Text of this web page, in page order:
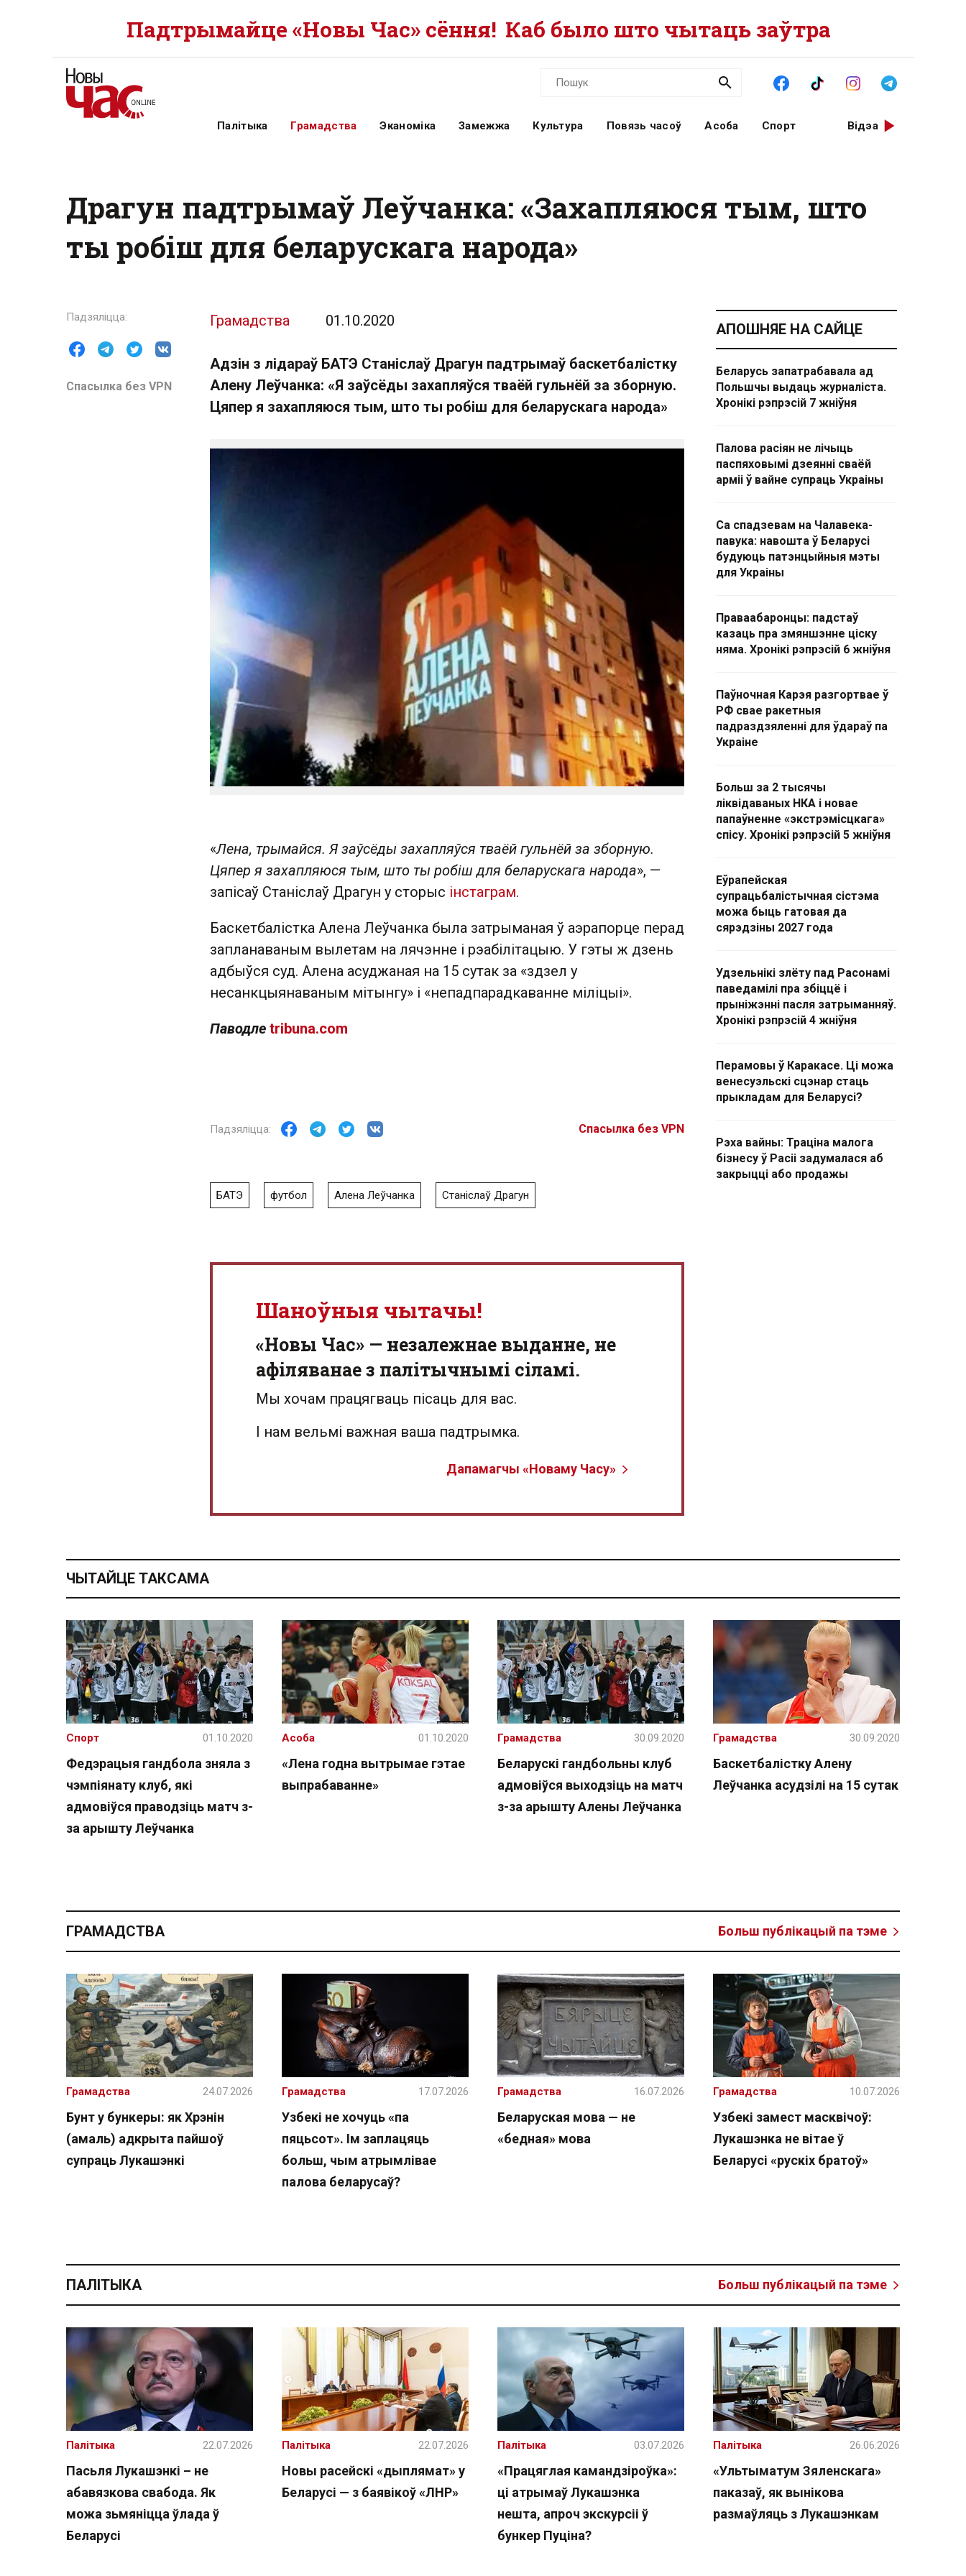
Падтрымайце «Новы Час» сёння! Каб было што чытаць заўтра
Палітыка Грамадства Эканоміка Замежжа Культура Повязь часоў Асоба Спорт Відэа
Драгун падтрымаў Леўчанка: «Захапляюся тым, што
ты робіш для беларускага народа»
Спасылка без VPN
Грамадства 01.10.2020
Адзін з лідараў БАТЭ Станіслаў Драгун падтрымаў баскетбалістку
Алену Леўчанка: «Я заўсёды захапляўся тваёй гульнёй за зборную.
Цяпер я захапляюся тым, што ты робіш для беларускага народа»
«Лена, трымайся. Я заўсёды захапляўся тваёй гульнёй за зборную.
Цяпер я захапляюся тым, што ты робіш для беларускага народа», —
запісаў Станіслаў Драгун у сторыс інстаграм.
Баскетбалістка Алена Леўчанка была затрыманая ў аэрапорце перад
запланаваным вылетам на лячэнне і рэабілітацыю. У гэты ж дзень
адбыўся суд. Алена асуджаная на 15 сутак за «здзел у
несанкцыянаваным мітынгу» і «непадпарадкаванне міліцыі».
Паводле tribuna.com
Спасылка без VPN
БАТЭ футбол Алена Леўчанка Станіслаў Драгун
Шаноўныя чытачы!
«Новы Час» — незалежнае выданне, не
афіляванае з палітычнымі сіламі.
Мы хочам працягваць пісаць для вас.
І нам вельмі важная ваша падтрымка.
Дапамагчы «Новаму Часу»
АПОШНЯЕ НА САЙЦЕ
Беларусь запатрабавала ад
Польшчы выдаць журналіста.
Хронікі рэпрэсій 7 жніўня
Палова расіян не лічыць
паспяховымі дзеянні сваёй
арміі ў вайне супраць Украіны
Са спадзевам на Чалавека-
павука: навошта ў Беларусі
будуюць патэнцыйныя мэты
для Украіны
Праваабаронцы: падстаў
казаць пра змяншэнне ціску
няма. Хронікі рэпрэсій 6 жніўня
Паўночная Карэя разгортвае ў
РФ свае ракетныя
падраздзяленні для ўдараў па
Украіне
Больш за 2 тысячы
ліквідаваных НКА і новае
папаўненне «экстрэмісцкага»
спісу. Хронікі рэпрэсій 5 жніўня
Еўрапейская
супрацьбалістычная сістэма
можа быць гатовая да
сярэдзіны 2027 года
Удзельнікі злёту пад Расонамі
паведамілі пра збіццё і
прыніжэнні пасля затрыманняў.
Хронікі рэпрэсій 4 жніўня
Перамовы ў Каракасе. Ці можа
венесуэльскі сцэнар стаць
прыкладам для Беларусі?
Рэха вайны: Траціна малога
бізнесу ў Расіі задумалася аб
закрыцці або продажы
ЧЫТАЙЦЕ ТАКСАМА
Федэрацыя гандбола зняла з
чэмпіянату клуб, які
адмовіўся праводзіць матч з-
за арышту Леўчанка
Спорт 01.10.2020
«Лена годна вытрымае гэтае
выпрабаванне»
Асоба 01.10.2020
Беларускі гандбольны клуб
адмовіўся выходзіць на матч
з-за арышту Алены Леўчанка
Грамадства 30.09.2020
Баскетбалістку Алену
Леўчанка асудзілі на 15 сутак
Грамадства 30.09.2020
ГРАМАДСТВА Больш публікацый па тэме
Бунт у бункеры: як Хрэнін
(амаль) адкрыта пайшоў
супраць Лукашэнкі
Грамадства 24.07.2026
Узбекі не хочуць «па
пяцьсот». Ім заплацяць
больш, чым атрымлівае
палова беларусаў?
Грамадства 17.07.2026
Беларуская мова — не
«бедная» мова
Грамадства 16.07.2026
Узбекі замест масквічоў:
Лукашэнка не вітае ў
Беларусі «рускіх братоў»
Грамадства 10.07.2026
ПАЛІТЫКА Больш публікацый па тэме
Пасьля Лукашэнкі – не
абавязкова свабода. Як
можа зьмяніцца ўлада ў
Беларусі
Палітыка 22.07.2026
Новы расейскі «дыплямат» у
Беларусі — з баявікоў «ЛНР»
Палітыка 22.07.2026
«Працяглая камандзіроўка»:
ці атрымаў Лукашэнка
нешта, апроч экскурсіі ў
бункер Пуціна?
Палітыка 03.07.2026
«Ультыматум Зяленскага»
паказаў, як вынікова
размаўляць з Лукашэнкам
Палітыка 26.06.2026